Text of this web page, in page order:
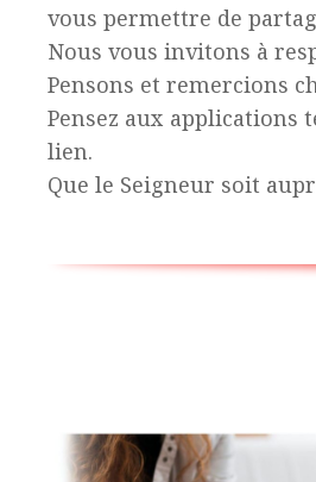
vous permettre de
Nous vous invitons à
Pensons et remercions
Pensez aux applications
lien.
Que le Seigneur soit